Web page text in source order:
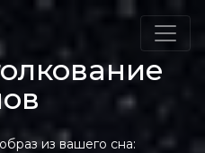
из вашего сна: